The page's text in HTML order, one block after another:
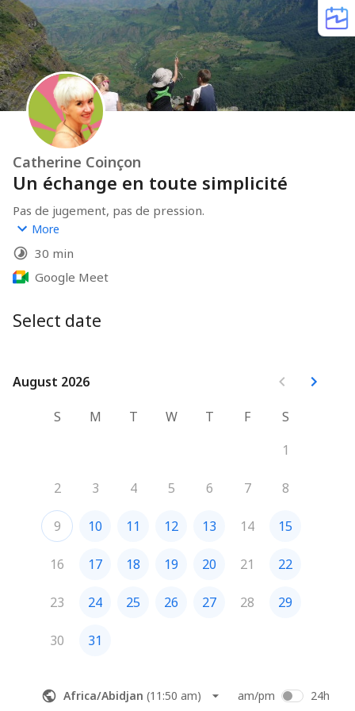
Catherine Coinçon
Un échange en toute simplicité
Pas de jugement, pas de pression.
Juste un temps pour poser vos questions, parler de
votre ado, et voir si mon accompagnement peut
vraiment faire la différence.
More
30 min
Google Meet
Select date
August 2026
August 2026
S
M T W T F
S
1
2 3 4 5 6 7 8
9 10 11 12 13 14 15
16 17 18 19 20 21 22
23 24 25 26 27 28 29
30 31
Africa/Abidjan (11:50 am) am/pm 24h